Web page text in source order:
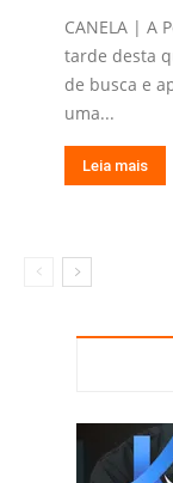
CANELA | A
tarde desta
de busca e
uma...
Leia mais